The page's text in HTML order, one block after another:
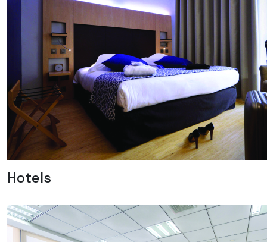
Hotels